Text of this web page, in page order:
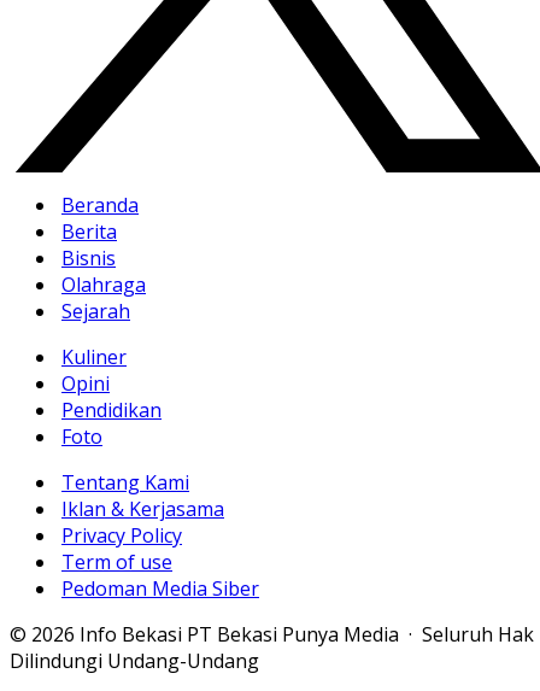
Beranda
Berita
Bisnis
Olahraga
Sejarah
Kuliner
Opini
Pendidikan
Foto
Tentang Kami
Iklan & Kerjasama
Privacy Policy
Term of use
Pedoman Media Siber
© 2026 Info Bekasi PT Bekasi Punya Media · Seluruh Hak
Dilindungi Undang-Undang